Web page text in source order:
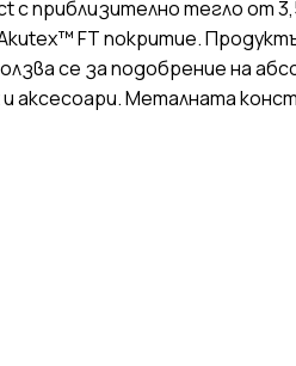
с приблизително тегло от
FT покритие.
се за подобрение на
аксесоари. Металната